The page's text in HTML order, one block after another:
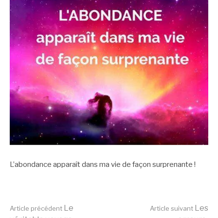
L’abondance apparaît dans ma vie de façon surprenante !
Article précédent Le
Article suivant Les